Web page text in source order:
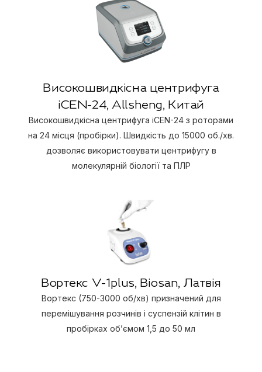
Високошвидкісна центрифуга
iCEN-24, Allsheng, Китай
Високошвидкісна центрифуга iCEN-24 з роторами
на 24 місця (пробірки). Швидкість до 15000 об./хв.
дозволяє використовувати центрифугу в
молекулярній біології та ПЛР
Вортекс V-1plus, Biosan, Латвія
Вортекс (750-3000 об/хв) призначений для
перемішування розчинів і суспензій клітин в
пробірках об’ємом 1,5 до 50 мл